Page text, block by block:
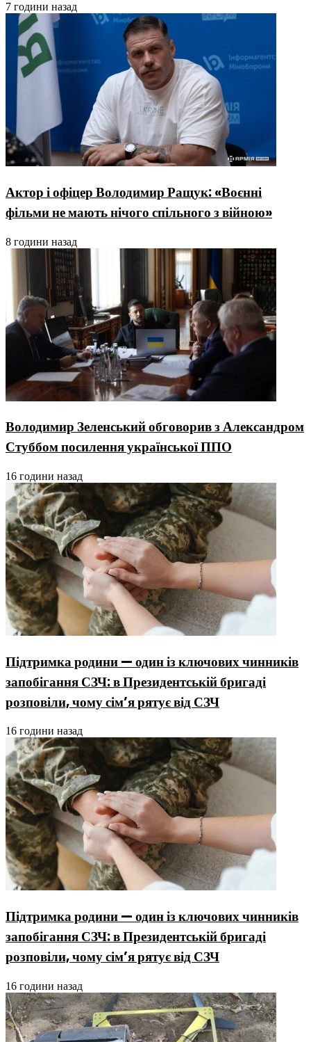
7 години назад
Актор і офіцер Володимир Ращук: «Воєнні
фільми не мають нічого спільного з війною»
8 години назад
Володимир Зеленський обговорив з Александром
Стуббом посилення української ППО
16 години назад
Підтримка родини — один із ключових чинників
запобігання СЗЧ: в Президентській бригаді
розповіли, чому сім’я рятує від СЗЧ
16 години назад
Підтримка родини — один із ключових чинників
запобігання СЗЧ: в Президентській бригаді
розповіли, чому сім’я рятує від СЗЧ
16 години назад